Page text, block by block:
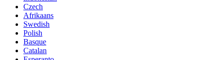
Czech
Afrikaans
Swedish
Polish
Basque
Catalan